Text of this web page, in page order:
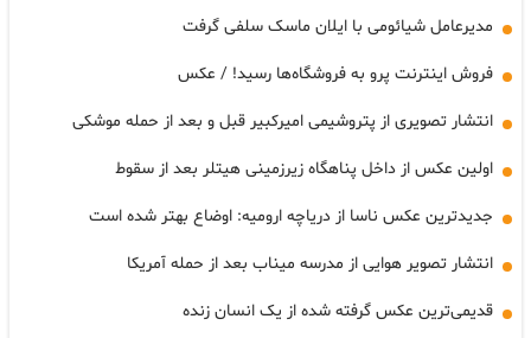
مدیرعامل شیائومی با ایلان ماسک سلفی گرفت
فروش اینترنت پرو به فروشگاه‌ها رسید! / عکس
انتشار تصویری از پتروشیمی امیرکبیر قبل و بعد از حمله موشکی
اولین عکس از داخل پناهگاه زیرزمینی هیتلر بعد از سقوط
جدیدترین عکس ناسا از دریاچه ارومیه: اوضاع بهتر شده است
انتشار تصویر هوایی از مدرسه میناب بعد از حمله آمریکا
قدیمی‌ترین عکس گرفته شده از یک انسان زنده